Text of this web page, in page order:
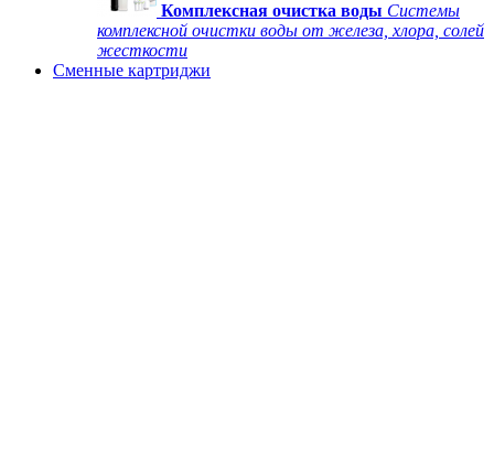
Комплексная очистка воды Системы
комплексной очистки воды от железа, хлора, солей
жесткости
Сменные картриджи